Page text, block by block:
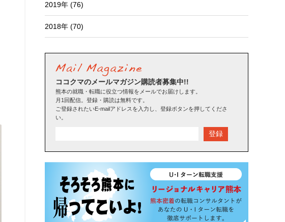
2019年 (76)
2018年 (70)
ココクマのメールマガジン購読者募集中!!
熊本の就職・転職に役立つ情報をメールでお届けします。
月1回配信。登録・購読は無料です。
ご登録されたいE-mailアドレスを入力し、登録ボタンを押してくださ
い。
登録